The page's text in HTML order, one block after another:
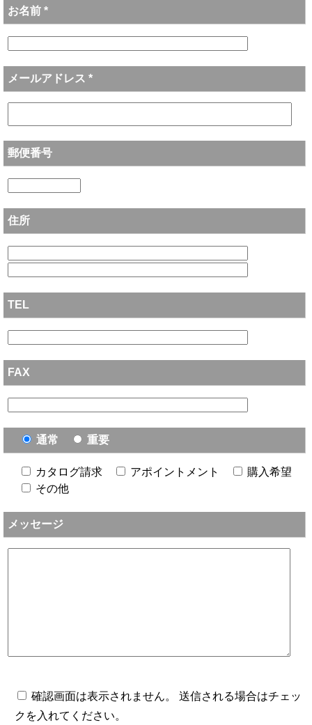
お名前 *
メールアドレス *
郵便番号
住所
TEL
FAX
通常 重要
カタログ請求 アポイントメント
購入希望
その他
メッセージ
確認画面は表示されません。 送信される場合はチェッ
クを入れてください。